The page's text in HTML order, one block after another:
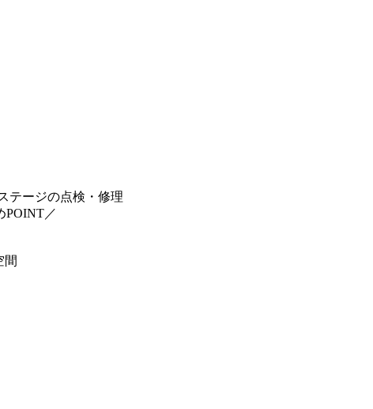
テージの点検・修理
POINT／
間